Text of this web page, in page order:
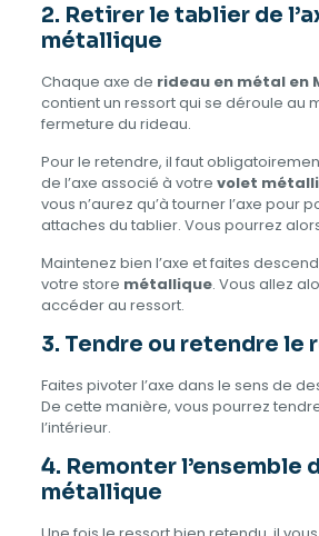
2. Retirer le tablier de
métallique
Chaque axe de rideau en métal en
contient un ressort qui se déroule au
fermeture du rideau.
Pour le retendre, il faut
de l’axe associé à votre volet
vous n’aurez qu’à tourner l’axe pour
attaches du tablier. Vous pourrez
Maintenez bien l’axe et faites
votre store métallique. Vous allez
accéder au ressort.
3. Tendre ou retendre le
Faites pivoter l’axe dans le sens de
De cette manière, vous pourrez
l’intérieur.
4. Remonter l’ensemble
métallique